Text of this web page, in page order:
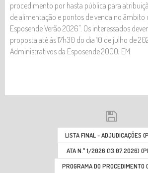
procedimento por hasta pública para
de alimentação e pontos de venda no âmbito
Esposende Verão 2026". Os interessados
proposta até às 17h30 do dia 10 de julho de
Administrativos da Esposende 2000, EM.
LISTA FINAL - ADJUDICAÇÕES
ATA N.º 1/2026 (13.07.2026)
PROGRAMA DO PROCEDIMENTO